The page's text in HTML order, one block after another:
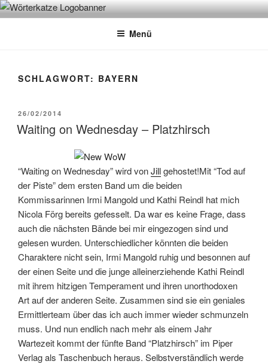
Zum
InhaltWÖRTERKATZE
Von Büchern erzählen
Menü
SCHLAGWORT: BAYERN
VERÖFFENTLICHT
AM
26/02/2014
Waiting on Wednesday – Platzhirsch
“Waiting on Wednesday” wird vonJillgehostet!Mit “Tod auf
der Piste” dem ersten Band um die beiden
Kommissarinnen Irmi Mangold und Kathi Reindl hat mich
Nicola Förg bereits gefesselt. Da war es keine Frage, dass
auch die nächsten Bände bei mir eingezogen sind und
gelesen wurden. Unterschiedlicher könnten die beiden
Charaktere nicht sein, Irmi Mangold ruhig und besonnen auf
der einen Seite und die junge alleinerziehende Kathi Reindl
mit ihrem hitzigen Temperament und ihren unorthodoxen
Art auf der anderen Seite. Zusammen sind sie ein geniales
Ermittlerteam über das ich auch immer wieder schmunzeln
muss. Und nun endlich nach mehr als einem Jahr
Wartezeit kommt der fünfte Band “Platzhirsch” im Piper
Verlag als Taschenbuch heraus. Selbstverständlich werde